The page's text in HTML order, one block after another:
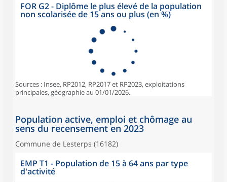
FOR G2 - Diplôme le plus élevé de la population
non scolarisée de 15 ans ou plus (en %)
Sources : Insee, RP2012, RP2017 et RP2023, exploitations
principales, géographie au 01/01/2026.
Population active, emploi et chômage au
sens du recensement en 2023
Commune de Lesterps (16182)
EMP T1 - Population de 15 à 64 ans par type
d'activité